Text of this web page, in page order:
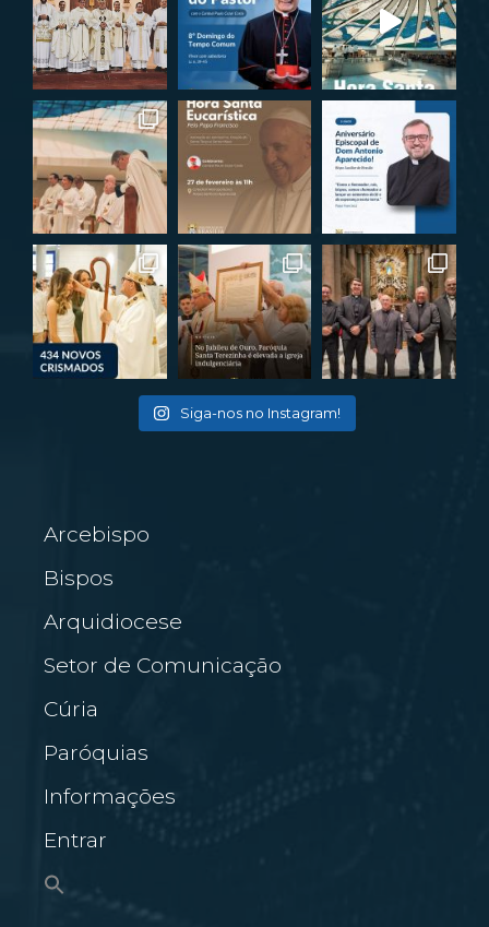
Siga-nos no Instagram!
Arcebispo
Bispos
Arquidiocese
Setor de Comunicação
Cúria
Paróquias
Informações
Entrar